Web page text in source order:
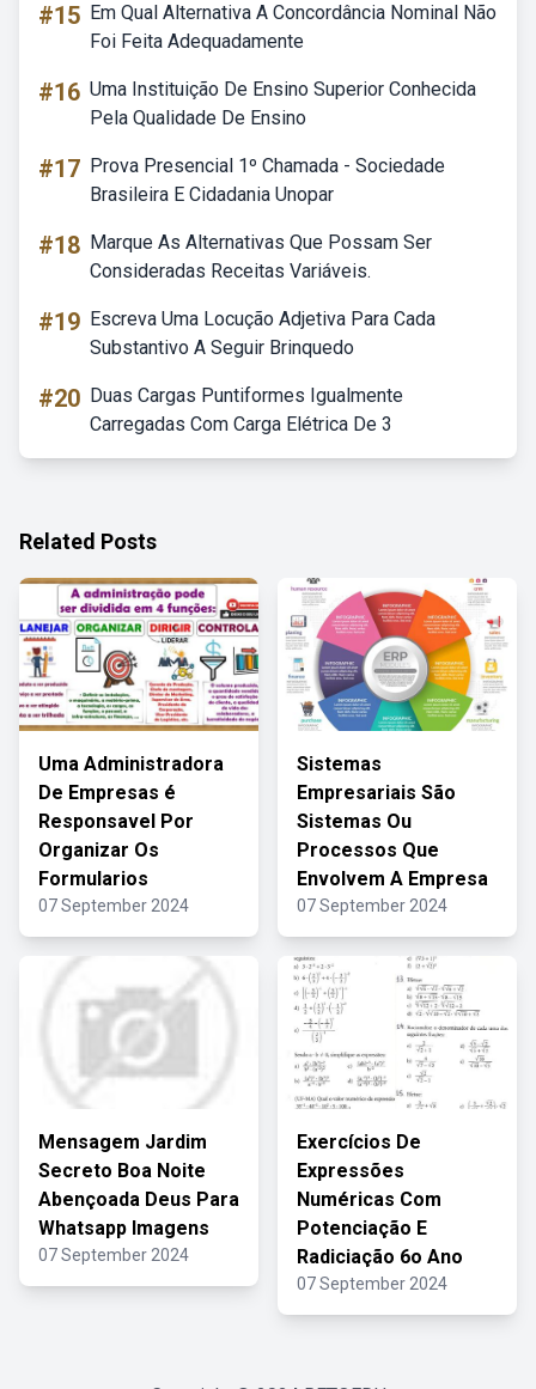
#15 Em Qual Alternativa A Concordância Nominal Não
Foi Feita Adequadamente
#16 Uma Instituição De Ensino Superior Conhecida
Pela Qualidade De Ensino
#17 Prova Presencial 1º Chamada - Sociedade
Brasileira E Cidadania Unopar
#18 Marque As Alternativas Que Possam Ser
Consideradas Receitas Variáveis.
#19 Escreva Uma Locução Adjetiva Para Cada
Substantivo A Seguir Brinquedo
#20 Duas Cargas Puntiformes Igualmente
Carregadas Com Carga Elétrica De 3
Related Posts
Uma Administradora
De Empresas é
Responsavel Por
Organizar Os
Formularios
07 September 2024
Sistemas
Empresariais São
Sistemas Ou
Processos Que
Envolvem A Empresa
07 September 2024
Mensagem Jardim
Secreto Boa Noite
Abençoada Deus Para
Whatsapp Imagens
07 September 2024
Exercícios De
Expressões
Numéricas Com
Potenciação E
Radiciação 6o Ano
07 September 2024